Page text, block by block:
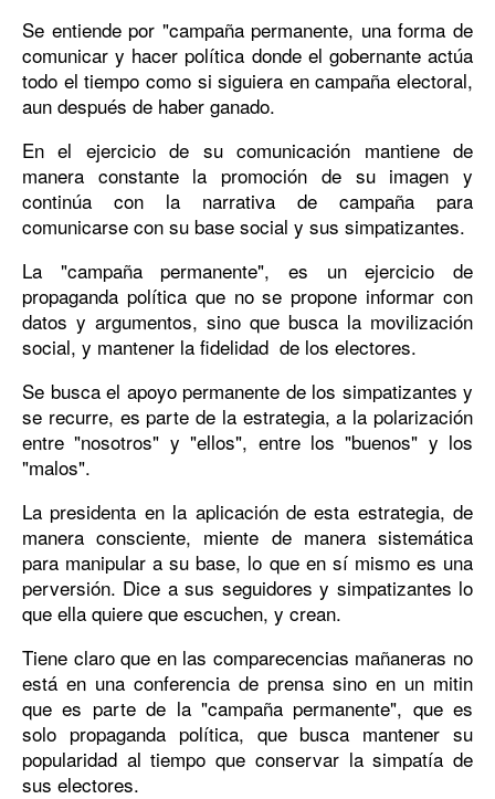
Se entiende por "campaña permanente, una forma de
comunicar y hacer política donde el gobernante actúa
todo el tiempo como si siguiera en campaña electoral,
aun después de haber ganado.
En el ejercicio de su comunicación mantiene de
manera constante la promoción de su imagen y
continúa con la narrativa de campaña para
comunicarse con su base social y sus simpatizantes.
La "campaña permanente", es un ejercicio de
propaganda política que no se propone informar con
datos y argumentos, sino que busca la movilización
social, y mantener la fidelidad de los electores.
Se busca el apoyo permanente de los simpatizantes y
se recurre, es parte de la estrategia, a la polarización
entre "nosotros" y "ellos", entre los "buenos" y los
"malos".
La presidenta en la aplicación de esta estrategia, de
manera consciente, miente de manera sistemática
para manipular a su base, lo que en sí mismo es una
perversión. Dice a sus seguidores y simpatizantes lo
que ella quiere que escuchen, y crean.
Tiene claro que en las comparecencias mañaneras no
está en una conferencia de prensa sino en un mitin
que es parte de la "campaña permanente", que es
solo propaganda política, que busca mantener su
popularidad al tiempo que conservar la simpatía de
sus electores.